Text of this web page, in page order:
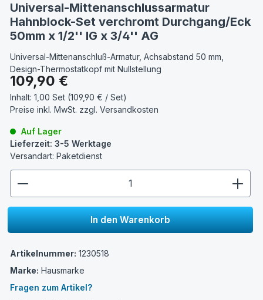
Universal-Mittenanschlussarmatur
Hahnblock-Set verchromt Durchgang/Eck
50mm x 1/2'' IG x 3/4'' AG
Universal-Mittenanschluß-Armatur, Achsabstand 50 mm,
Design-Thermostatkopf mit Nullstellung
Regulärer Preis:
109,90 €
Inhalt: 1,00 Set (109,90 € / Set)
Preise inkl. MwSt. zzgl. Versandkosten
Auf Lager
Lieferzeit: 3-5 Werktage
Versandart: Paketdienst
In den Warenkorb
Artikelnummer: 1230518
Marke: Hausmarke
Fragen zum Artikel?